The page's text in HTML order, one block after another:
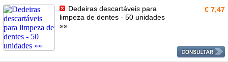
Dedeiras descartáveis para
limpeza de dentes - 50 unidades
»»
€ 7,47